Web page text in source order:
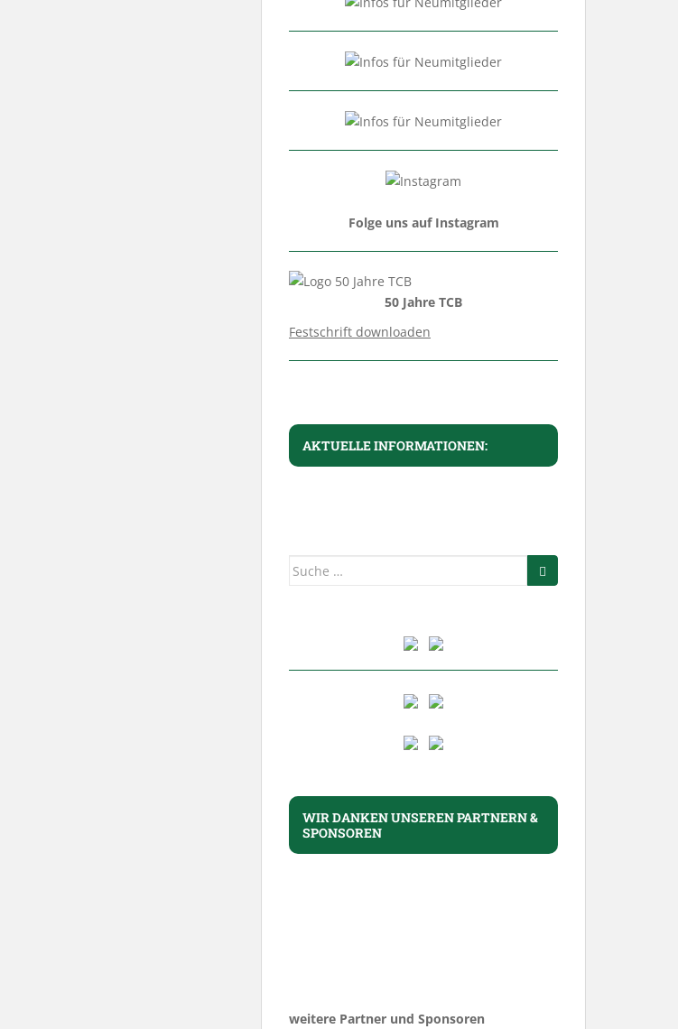
Folge uns auf Instagram
50 Jahre TCB
Festschrift downloaden
AKTUELLE INFORMATIONEN:
Suche
WIR DANKEN UNSEREN PARTNERN &
SPONSOREN
weitere Partner und Sponsoren